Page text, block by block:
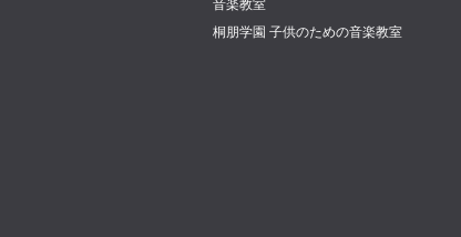
音楽教室
桐朋学園 子供のための音楽教室